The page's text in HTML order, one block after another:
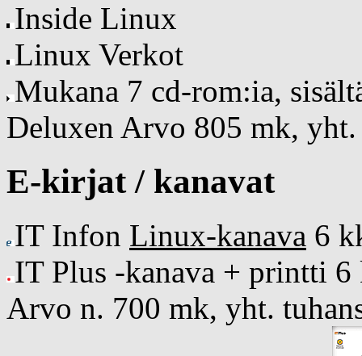
Inside Linux
Linux Verkot
Mukana 7 cd-rom:ia,
Deluxen Arvo 805 mk, yht.
E-kirjat / kanavat
IT Infon Linux-kanava 6
IT Plus -kanava + printti 6
Arvo n. 700 mk, yht.